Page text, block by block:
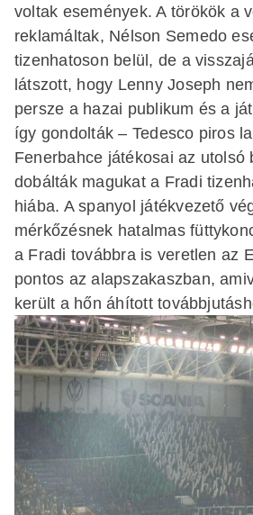
voltak események. A törökök a
reklamáltak, Nélson Semedo
tizenhatoson belül, de a
látszott, hogy Lenny Joseph
persze a hazai publikum és a
így gondolták – Tedesco piros
Fenerbahce játékosai az utolsó
dobálták magukat a Fradi
hiába. A spanyol játékvezető
mérkőzésnek hatalmas
a Fradi továbbra is veretlen az
pontos az alapszakaszban,
került a hőn áhított